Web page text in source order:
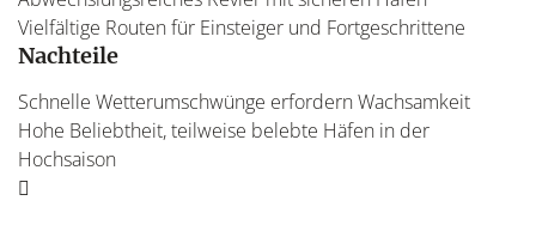
Vielfältige Routen für Einsteiger und Fortgeschrittene
Nachteile
Schnelle Wetterumschwünge erfordern Wachsamkeit
Hohe Beliebtheit, teilweise belebte Häfen in der
Hochsaison